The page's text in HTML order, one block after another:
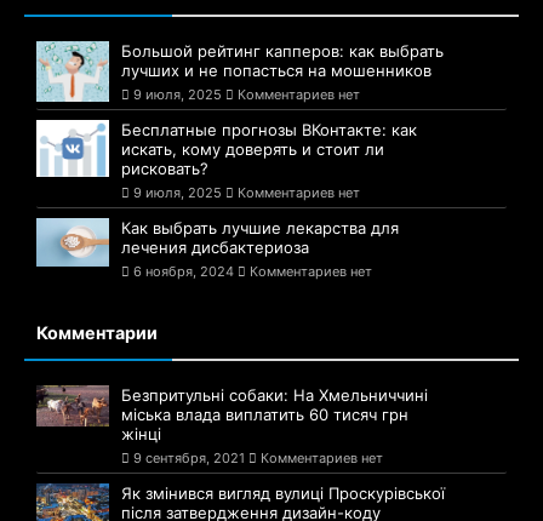
Большой рейтинг капперов: как выбрать
лучших и не попасться на мошенников
9 июля, 2025 Комментариев нет
Бесплатные прогнозы ВКонтакте: как
искать, кому доверять и стоит ли
рисковать?
9 июля, 2025 Комментариев нет
Как выбрать лучшие лекарства для
лечения дисбактериоза
6 ноября, 2024 Комментариев нет
Комментарии
Безпритульні собаки: На Хмельниччині
міська влада виплатить 60 тисяч грн
жінці
9 сентября, 2021 Комментариев нет
Як змінився вигляд вулиці Проскурівської
після затвердження дизайн-коду